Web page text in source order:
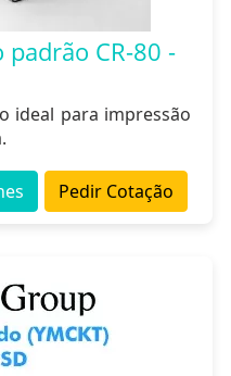
padrão CR-80 -
ideal para impressão
Pedir Cotação